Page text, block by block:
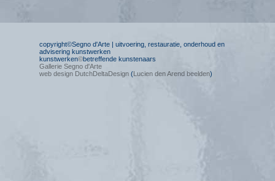
copyright©Segno d'Arte | uitvoering, restauratie, onderhoud en
advisering kunstwerken
kunstwerken©betreffende kunstenaars
Gallerie Segno d'Arte
web design DutchDeltaDesign (Lucien den Arend beelden)